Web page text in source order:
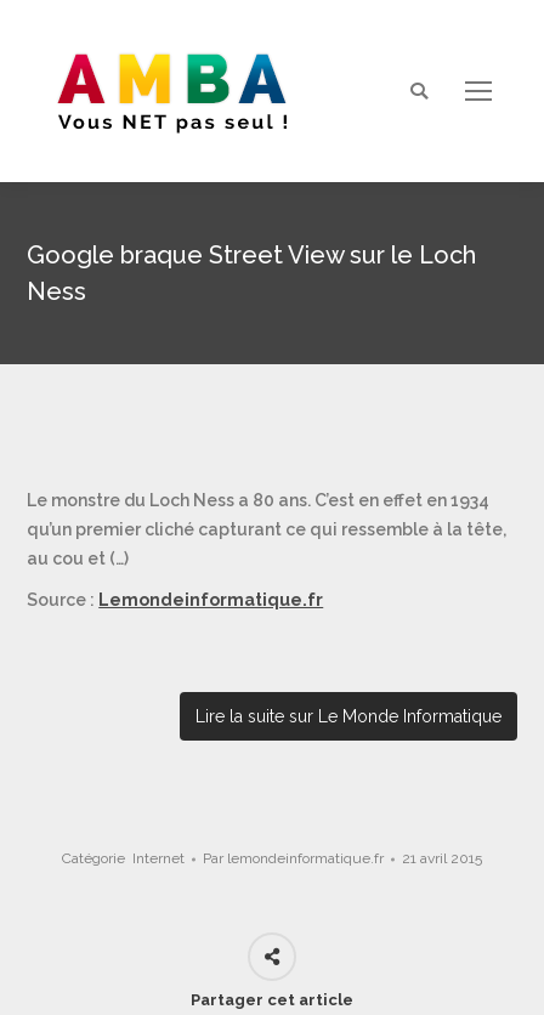
Search:
Google braque Street View sur le Loch
Ness
Le monstre du Loch Ness a 80 ans. C’est en effet en 1934
qu’un premier cliché capturant ce qui ressemble à la tête,
au cou et (…)
Source : Lemondeinformatique.fr
Lire la suite sur Le Monde Informatique
Catégorie Internet Par lemondeinformatique.fr 21 avril 2015
Partager cet article